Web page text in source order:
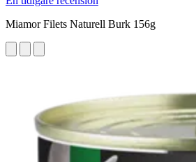
Miamor Filets Naturell Burk 156g